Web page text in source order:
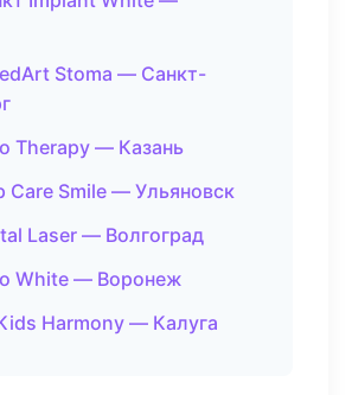
Stoma — Санкт-
Therapy — Казань
Care Smile — Ульяновск
Laser — Волгоград
White — Воронеж
Harmony — Калуга